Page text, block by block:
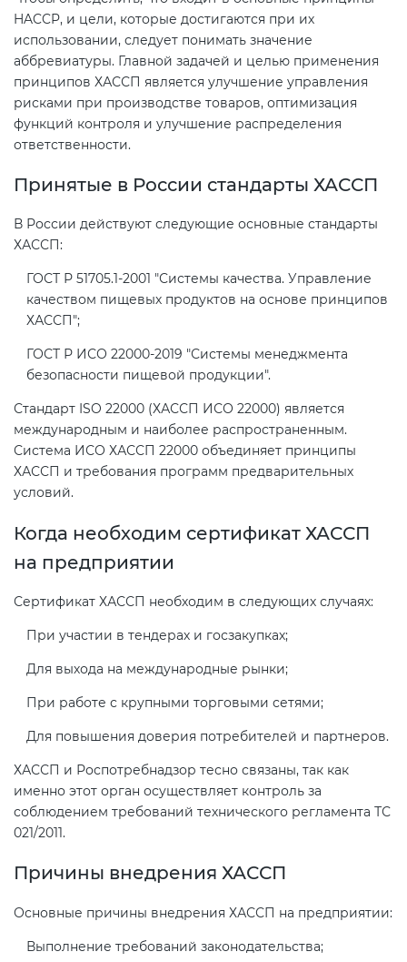
HACCP, и цели, которые достигаются при их
использовании, следует понимать значение
аббревиатуры. Главной задачей и целью применения
принципов ХАССП является улучшение управления
рисками при производстве товаров, оптимизация
функций контроля и улучшение распределения
ответственности.
Принятые в России стандарты ХАССП
В России действуют следующие основные стандарты
ХАССП:
ГОСТ Р 51705.1-2001 "Системы качества. Управление
качеством пищевых продуктов на основе принципов
ХАССП";
ГОСТ Р ИСО 22000-2019 "Системы менеджмента
безопасности пищевой продукции".
Стандарт ISO 22000 (ХАССП ИСО 22000) является
международным и наиболее распространенным.
Система ИСО ХАССП 22000 объединяет принципы
ХАССП и требования программ предварительных
условий.
Когда необходим сертификат ХАССП
на предприятии
Сертификат ХАССП необходим в следующих случаях:
При участии в тендерах и госзакупках;
Для выхода на международные рынки;
При работе с крупными торговыми сетями;
Для повышения доверия потребителей и партнеров.
ХАССП и Роспотребнадзор тесно связаны, так как
именно этот орган осуществляет контроль за
соблюдением требований технического регламента ТС
021/2011.
Причины внедрения ХАССП
Основные причины внедрения ХАССП на предприятии:
Выполнение требований законодательства;